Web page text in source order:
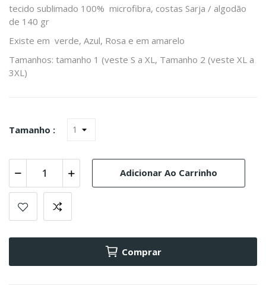
tecido sublimado 100% microfibra, costas Sarja / algodão
de 140 gr
Existe em verde, Azul, Rosa e em amarelo
Tamanhos: tamanho 1 (veste S a XL, Tamanho 2 (veste XL a
3XL)
Tamanho :
Adicionar Ao Carrinho
Comprar